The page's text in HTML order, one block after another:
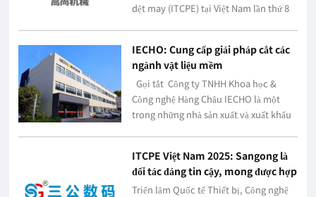
dệt may (ITCPE) tại Việt Nam lần thứ 8
M131Gian hàng:Hẹn gặp quý doa...
IECHO: Cung cấp giải pháp cắt các
ngành vật liệu mềm
Gọi tắt Công ty TNHH Khoa học &
Công nghệ Hàng Châu IECHO là một
trong những nhà sản xuất và xuất khẩu
ITCPE Việt Nam 2025: Sangong là
đối tác đáng tin cậy, mong được hợp
tác với quý doanh nghiệp!
Triển lãm Quốc tế Thiết bị, Công nghệ